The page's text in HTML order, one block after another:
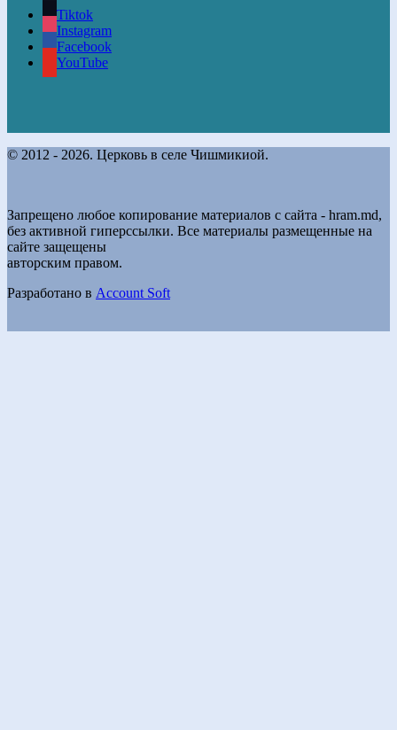
Tiktok
Instagram
Facebook
YouTube
© 2012 - 2026. Церковь в селе Чишмикиой.
Запрещено любое копирование материалов с сайта - hram.md,
без активной гиперссылки. Все материалы размещенные на
сайте защещены
авторским правом.
Разработано в Account Soft